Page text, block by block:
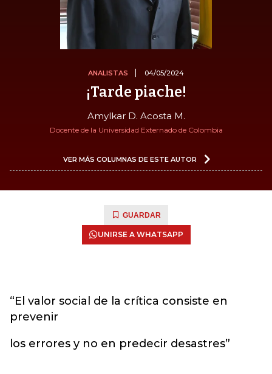
ANALISTAS 04/05/2024
¡Tarde piache!
Amylkar D. Acosta M.
Docente de la Universidad Externado de Colombia
VER MÁS COLUMNAS DE ESTE AUTOR
GUARDAR
UNIRSE A WHATSAPP
“El valor social de la crítica consiste en
prevenir
los errores y no en predecir desastres”